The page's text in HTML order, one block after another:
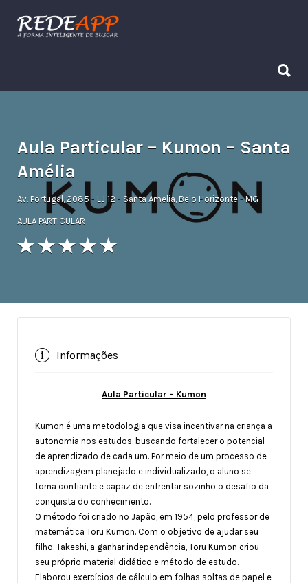
Procurar:
Aula Particular – Kumon – Santa
Amélia
Av. Portugal, 2085 - LJ 12 - Santa Amelia, Belo Horizonte - MG
AULA PARTICULAR
Informações
Aula Particular – Kumon
Kumon é uma metodologia que visa incentivar na criança a
autonomia nos estudos, buscando fortalecer o potencial
de aprendizado de cada um. Por meio de um processo de
aprendizagem planejado e individualizado, o aluno se
torna confiante e capaz de enfrentar sozinho o desafio da
conquista do conhecimento.
O método foi criado no Japão, em 1954, pelo professor de
matemática Toru Kumon. Com o objetivo de ajudar seu
filho, Takeshi, a ganhar independência, Toru Kumon criou
seu próprio material didático e método de estudo.
Elaborou exercícios de cálculo em folhas soltas de papel e